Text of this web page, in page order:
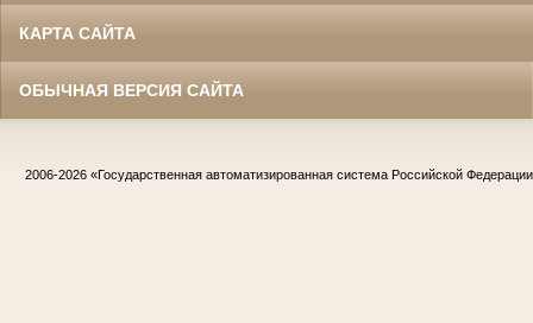
КАРТА САЙТА
ОБЫЧНАЯ ВЕРСИЯ САЙТА
2006-2026 «Государственная автоматизированная система Российской